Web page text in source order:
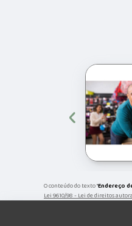
‹
O conteúdo do texto "Endereço
Lei 9610/98 - Lei de direitos